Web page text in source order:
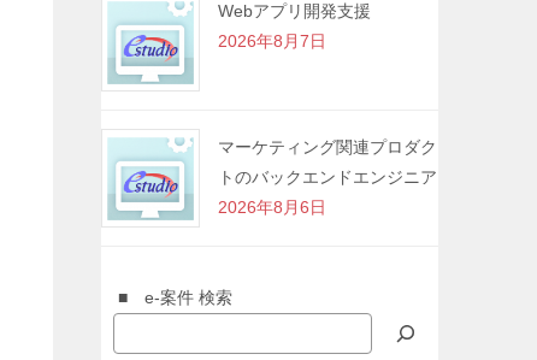
Webアプリ開発支援
2026年8月7日
マーケティング関連プロダク
トのバックエンドエンジニア
2026年8月6日
■ e-案件 検索